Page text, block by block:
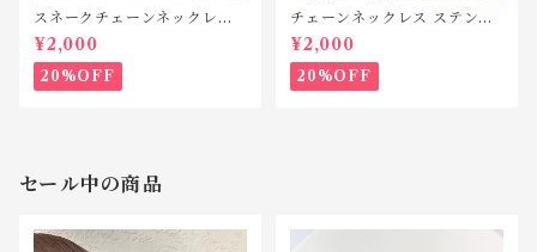
スネークチェーンネックレス
ステンレス SN011
¥2,000
20%OFF
チェーンネックレス ステンレ
ス SN046
¥2,000
20%OFF
セール中の商品